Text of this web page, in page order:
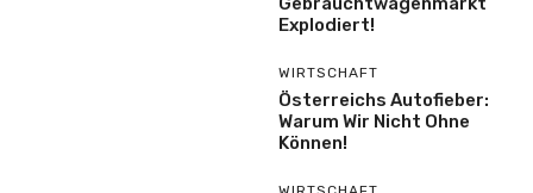
Explodiert!
WIRTSCHAFT
Österreichs Autofieber:
Warum Wir Nicht Ohne
Können!